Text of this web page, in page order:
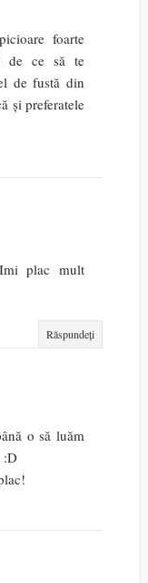
foarte
de ce să te
de fustă din
și preferatele
plac mult
Răspundeți
o să luăm
:D